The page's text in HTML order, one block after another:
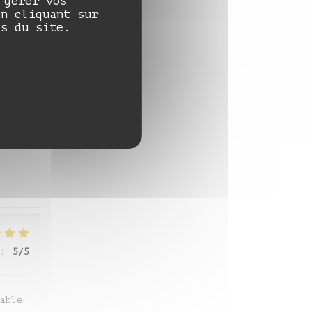
cliquant sur
du site.
5/5
5/5